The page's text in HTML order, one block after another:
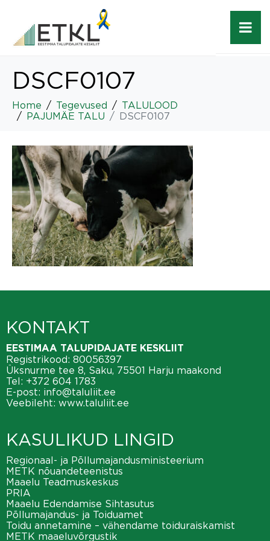
DSCF0107
Home Tegevused
TALULOOD
PAJUMÄE TALU
DSCF0107
KONTAKT
EESTIMAA TALUPIDAJATE KESKLIIT
Registrikood: 80056397
Üksnurme tee 8, Saku, 75501 Harju maakond
Tel: +372 604 1783
E-post: info@taluliit.ee
Veebileht: www.taluliit.ee
KASULIKUD LINGID
Regionaal- ja Põllumajandusministeerium
METK nõuandeteenistus
Maaelu Teadmuskeskus
PRIA
Maaelu Edendamise Sihtasutus
Põllumajandus- ja Toiduamet
Toidu annetamine – vähendame toiduraiskamist
METK maaeluvõrgustik